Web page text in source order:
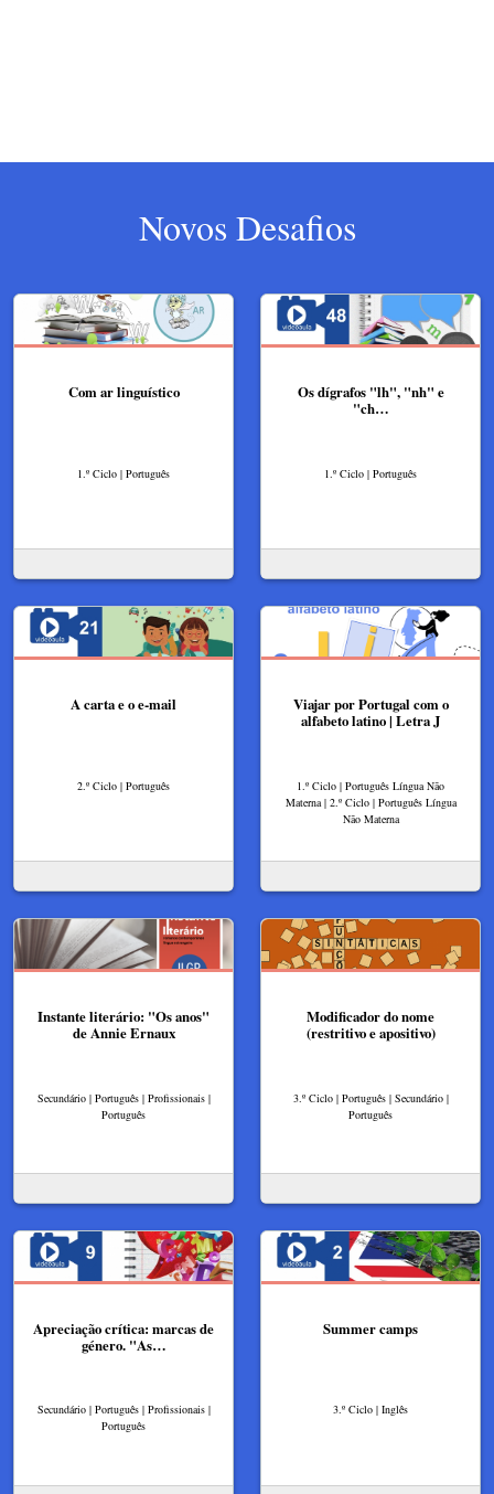
Novos Desafios
Com ar linguístico
1.º Ciclo | Português
Os dígrafos "lh", "nh" e
"ch…
1.º Ciclo | Português
A carta e o e-mail
2.º Ciclo | Português
Viajar por Portugal com o
alfabeto latino | Letra J
1.º Ciclo | Português Língua Não
Materna | 2.º Ciclo | Português Língua
Não Materna
Instante literário: "Os anos"
de Annie Ernaux
Secundário | Português | Profissionais |
Português
Modificador do nome
(restritivo e apositivo)
3.º Ciclo | Português | Secundário |
Português
Apreciação crítica: marcas de
género. "As…
Secundário | Português | Profissionais |
Português
Summer camps
3.º Ciclo | Inglês